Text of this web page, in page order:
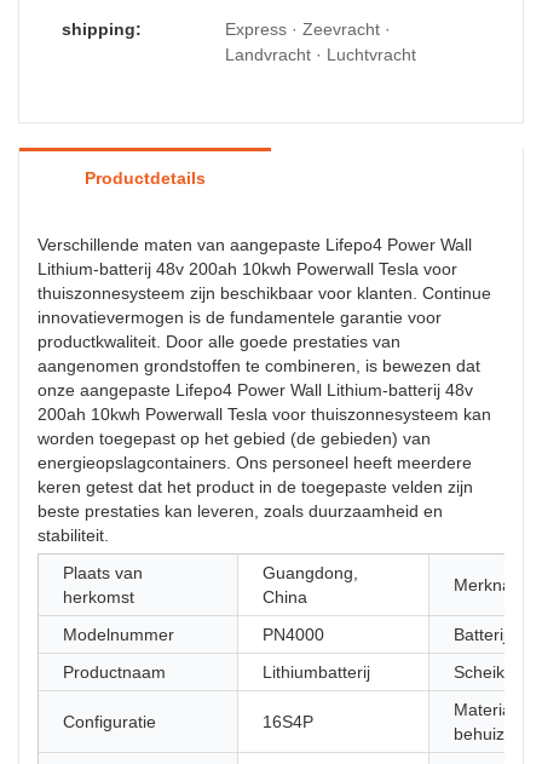
shipping:
Express · Zeevracht ·
Landvracht · Luchtvracht
Productdetails
Verschillende maten van aangepaste Lifepo4 Power Wall
Lithium-batterij 48v 200ah 10kwh Powerwall Tesla voor
thuiszonnesysteem zijn beschikbaar voor klanten. Continue
innovatievermogen is de fundamentele garantie voor
productkwaliteit. Door alle goede prestaties van
aangenomen grondstoffen te combineren, is bewezen dat
onze aangepaste Lifepo4 Power Wall Lithium-batterij 48v
200ah 10kwh Powerwall Tesla voor thuiszonnesysteem kan
worden toegepast op het gebied (de gebieden) van
energieopslagcontainers. Ons personeel heeft meerdere
keren getest dat het product in de toegepaste velden zijn
beste prestaties kan leveren, zoals duurzaamheid en
stabiliteit.
Plaats van
herkomst
Guangdong,
China
Merknaam
Modelnummer PN4000
Batterijtype
Productnaam
Lithiumbatterij Scheikunde
Configuratie 16S4P
Materiaal
behuizing